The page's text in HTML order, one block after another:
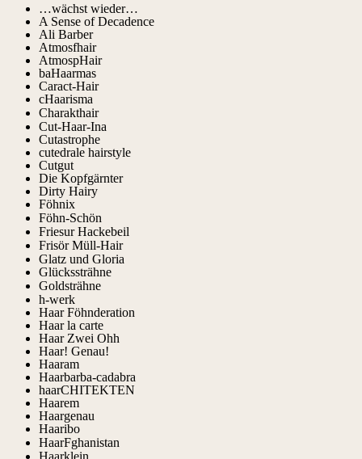
…wächst wieder…
A Sense of Decadence
Ali Barber
Atmosfhair
AtmospHair
baHaarmas
Caract-Hair
cHaarisma
Charakthair
Cut-Haar-Ina
Cutastrophe
cutedrale hairstyle
Cutgut
Die Kopfgärnter
Dirty Hairy
Föhnix
Föhn-Schön
Friesur Hackebeil
Frisör Müll-Hair
Glatz und Gloria
Glückssträhne
Goldsträhne
h-werk
Haar Föhnderation
Haar la carte
Haar Zwei Ohh
Haar! Genau!
Haaram
Haarbarba-cadabra
haarCHITEKTEN
Haarem
Haargenau
Haaribo
HaarFghanistan
Haarklein